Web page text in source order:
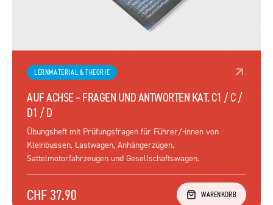
LERNMATERIAL & THEORIE
AUF ACHSE – FRAGEN UND ANTWORTEN KAT. C1 / C /
D1 / D
Übungsheft mit Prüfungsfragen für Führer/-innen von
Kleinbussen, Lastwagen, Anhängerzügen,
Sattelmotorfahrzeugen und Gesellschaftswagen.
CHF 37.90 WARENKORB